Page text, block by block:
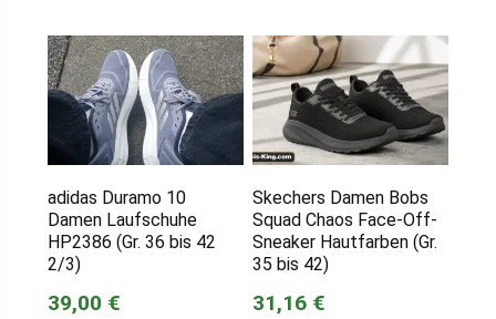
adidas Duramo 10
Damen Laufschuhe
HP2386 (Gr. 36 bis 42
2/3)
39,00 €
Skechers Damen Bobs
Squad Chaos Face-Off-
Sneaker Hautfarben (Gr.
35 bis 42)
31,16 €